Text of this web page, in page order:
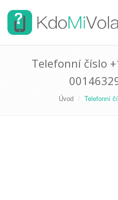
Telefonní číslo
Úvod Telefonní